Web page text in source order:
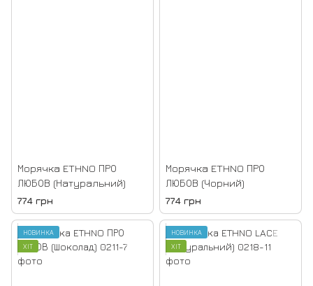
Морячка ETHNO ПРО
ЛЮБОВ (Натуральний)
774 грн
Морячка ETHNO ПРО
ЛЮБОВ (Чорний)
774 грн
НОВИНКА
ХІТ
НОВИНКА
ХІТ